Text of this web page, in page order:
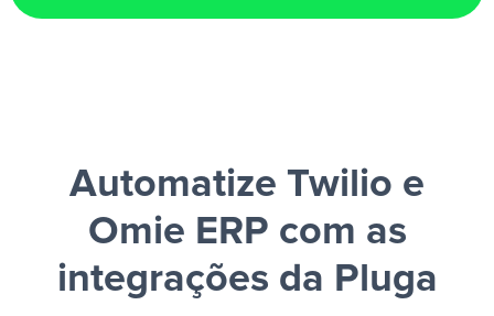
Automatize Twilio e
Omie ERP com as
integrações da Pluga